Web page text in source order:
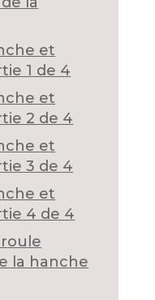
et
1 de 4
et
2 de 4
et
3 de 4
et
4 de 4
la hanche